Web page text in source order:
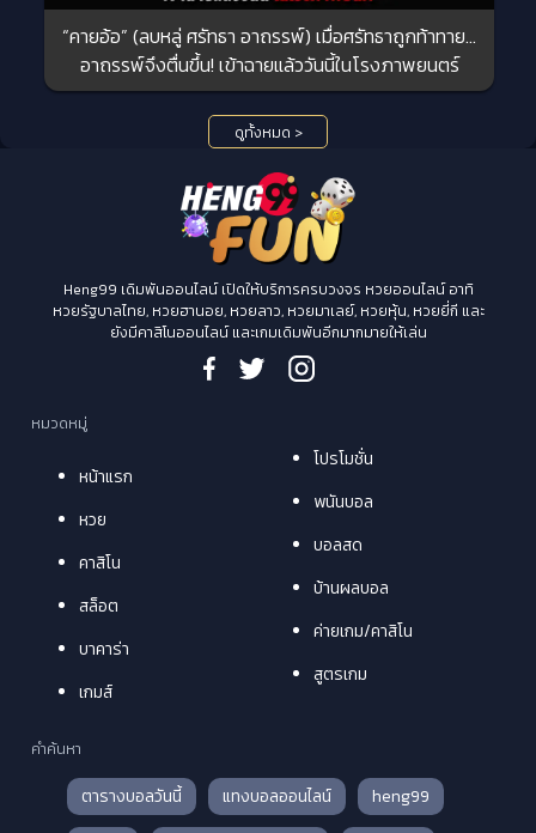
“คายอ้อ” (ลบหลู่ ศรัทธา อาถรรพ์) เมื่อศรัทธาถูกท้าทาย…
อาถรรพ์จึงตื่นขึ้น! เข้าฉายแล้ววันนี้ในโรงภาพยนตร์
ดูทั้งหมด >
Heng99 เดิมพันออนไลน์ เปิดให้บริการครบวงจร หวยออนไลน์ อาทิ
หวยรัฐบาลไทย, หวยฮานอย, หวยลาว, หวยมาเลย์, หวยหุ้น, หวยยี่กี และ
ยังมีคาสิโนออนไลน์ และเกมเดิมพันอีกมากมายให้เล่น
หมวดหมู่
หน้าแรก
หวย
คาสิโน
สล็อต
บาคาร่า
เกมส์
โปรโมชั่น
พนันบอล
บอลสด
บ้านผลบอล
ค่ายเกม/คาสิโน
สูตรเกม
คำค้นหา
ตารางบอลวันนี้ แทงบอลออนไลน์
heng99